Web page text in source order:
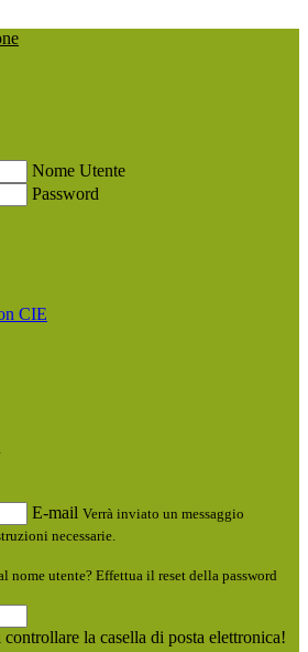
Nome Utente
Password
CIE
E-mail Verrà inviato un messaggio
necessarie.
nome utente? Effettua il reset della password
la casella di posta elettronica!